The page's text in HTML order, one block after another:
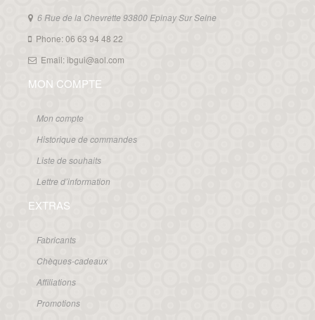
6 Rue de la Chevrette 93800 Epinay Sur Seine
Phone: 06 63 94 48 22
Email: ibgui@aol.com
MON COMPTE
Mon compte
Historique de commandes
Liste de souhaits
Lettre d’information
EXTRAS
Fabricants
Chèques-cadeaux
Affiliations
Promotions